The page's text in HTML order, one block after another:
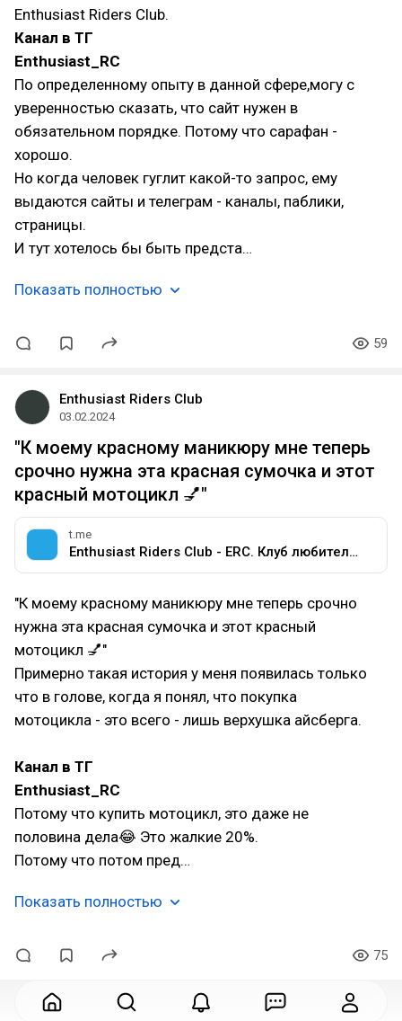
Enthusiast Riders Club.
Канал в ТГ
Enthusiast_RC
По определенному опыту в данной сфере,могу с
уверенностью сказать, что сайт нужен в
обязательном порядке. Потому что сарафан -
хорошо.
Но когда человек гуглит какой-то запрос, ему
выдаются сайты и телеграм - каналы, паблики,
страницы.
И тут хотелось бы быть предста…
Показать полностью
59
Enthusiast Riders Club
03.02.2024
"К моему красному маникюру мне теперь
срочно нужна эта красная сумочка и этот
красный мотоцикл 💅"
t.me
Enthusiast Riders Club - ERC. Клуб любителей мотоциклов разных марок.
"К моему красному маникюру мне теперь срочно
нужна эта красная сумочка и этот красный
мотоцикл 💅"
Примерно такая история у меня появилась только
что в голове, когда я понял, что покупка
мотоцикла - это всего - лишь верхушка айсберга.
Канал в ТГ
Enthusiast_RC
Потому что купить мотоцикл, это даже не
половина дела😂 Это жалкие 20%.
Потому что потом пред…
Показать полностью
75